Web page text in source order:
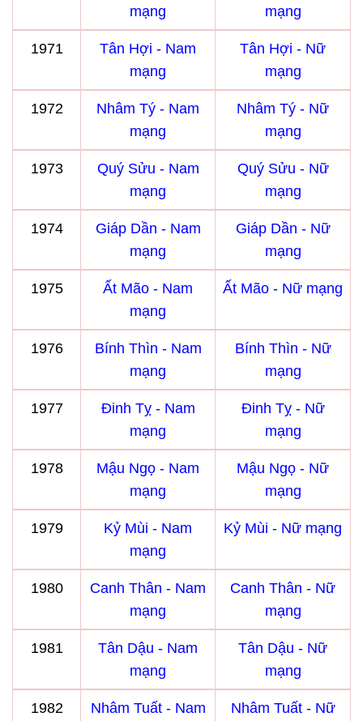
mạng
mạng
1971
Tân Hợi - Nam
mạng
Tân Hợi - Nữ
mạng
1972
Nhâm Tý - Nam
mạng
Nhâm Tý - Nữ
mạng
1973
Quý Sửu - Nam
mạng
Quý Sửu - Nữ
mạng
1974
Giáp Dần - Nam
mạng
Giáp Dần - Nữ
mạng
1975
Ất Mão - Nam
mạng
Ất Mão - Nữ mạng
1976
Bính Thìn - Nam
mạng
Bính Thìn - Nữ
mạng
1977
Đinh Tỵ - Nam
mạng
Đinh Tỵ - Nữ
mạng
1978
Mậu Ngọ - Nam
mạng
Mậu Ngọ - Nữ
mạng
1979
Kỷ Mùi - Nam
mạng
Kỷ Mùi - Nữ mạng
1980
Canh Thân - Nam
mạng
Canh Thân - Nữ
mạng
1981
Tân Dậu - Nam
mạng
Tân Dậu - Nữ
mạng
1982
Nhâm Tuất - Nam
Nhâm Tuất - Nữ